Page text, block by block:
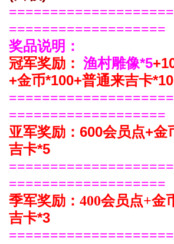
===================
奖品说明：
冠军奖励： 渔村雕像*5
+金币*100+普通来吉卡*10
===================
亚军奖励： 600会员点+金
吉卡*5
===================
季军奖励： 400会员点+金
吉卡*3